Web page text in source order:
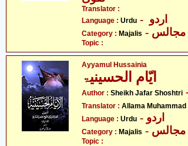
Translator :
Language : Urdu
Category : Majalis - مجالس
Topic :
Ayyamul Hussainia
ایّام الحسینیۃ
Author : Sheikh Jafar Shoshtri
Translator : Allama
Language : Urdu - اردو
Category : Majalis - مجالس
Topic :